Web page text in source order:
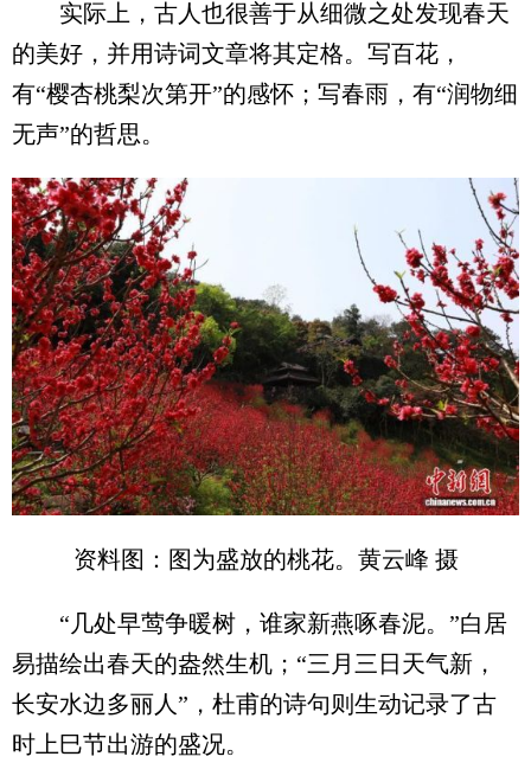
实际上，古人也很善于从细微之处发现春天
的美好，并用诗词文章将其定格。写百花，
有“樱杏桃梨次第开”的感怀；写春雨，有“润物细
无声”的哲思。
资料图：图为盛放的桃花。黄云峰 摄
“几处早莺争暖树，谁家新燕啄春泥。”白居
易描绘出春天的盎然生机；“三月三日天气新，
长安水边多丽人”，杜甫的诗句则生动记录了古
时上巳节出游的盛况。